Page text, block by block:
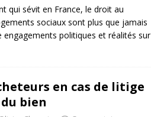
qui sévit en France, le droit au
sociaux sont plus que jamais
politiques et réalités sur
en cas de litige
bien